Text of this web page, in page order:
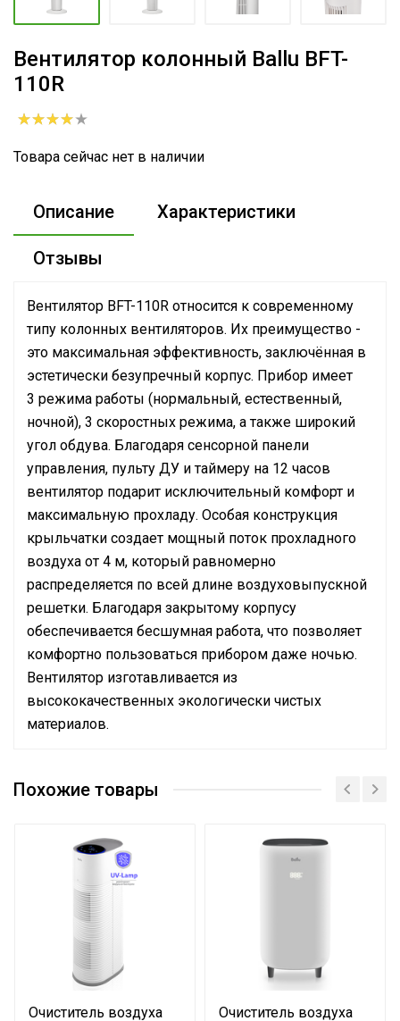
Вентилятор колонный Ballu BFT-
110R
Товара сейчас нет в наличии
Описание Характеристики
Отзывы
Вентилятор BFT-110R относится к современному
типу колонных вентиляторов. Их преимущество -
это максимальная эффективность, заключённая в
эстетически безупречный корпус. Прибор имеет
3 режима работы (нормальный, естественный,
ночной), 3 скоростных режима, а также широкий
угол обдува. Благодаря сенсорной панели
управления, пульту ДУ и таймеру на 12 часов
вентилятор подарит исключительный комфорт и
максимальную прохладу. Особая конструкция
крыльчатки создает мощный поток прохладного
воздуха от 4 м, который равномерно
распределяется по всей длине воздуховыпускной
решетки. Благодаря закрытому корпусу
обеспечивается бесшумная работа, что позволяет
комфортно пользоваться прибором даже ночью.
Вентилятор изготавливается из
высококачественных экологически чистых
материалов.
площадью до
Цвет декоративной панели
Белый
Гарантийный срок
Уровень шума на расстоянии
Количество скоростей
Макс. производительность
2070 м3/час
Похожие товары
Очиститель воздуха
Очиститель воздуха